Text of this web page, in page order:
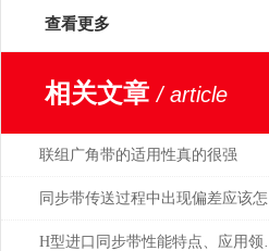
查看更多
相关文章/ article
联组广角带的适用性真的很强
H型进口